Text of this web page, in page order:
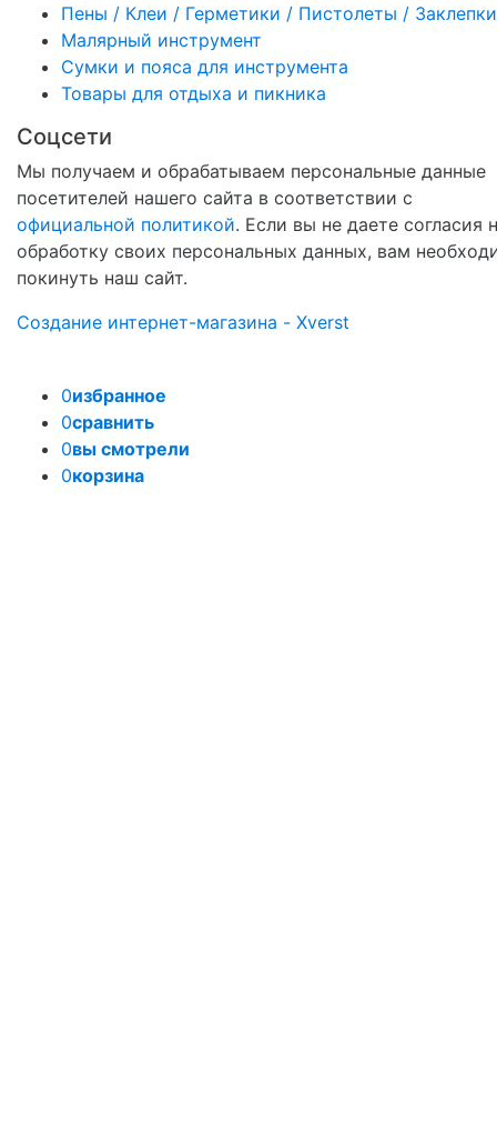
Пены / Клеи / Герметики / Пистолеты / Заклепки
Малярный инструмент
Сумки и пояса для инструмента
Товары для отдыха и пикника
Соцсети
Мы получаем и обрабатываем персональные данные
посетителей нашего сайта в соответствии с
официальной политикой. Если вы не даете согласия
обработку своих персональных данных, вам
покинуть наш сайт.
Создание интернет-магазина - Xverst
0избранное
0сравнить
0вы смотрели
0корзина